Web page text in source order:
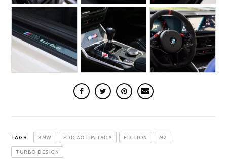
TAGS: BMW EDIÇÃO LIMITADA EDITION M2
TURBO DESIGN